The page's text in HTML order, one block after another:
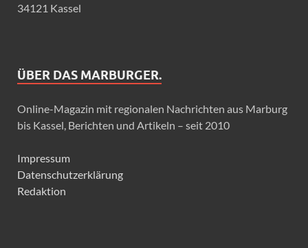
34121 Kassel
ÜBER DAS MARBURGER.
Online-Magazin mit regionalen Nachrichten aus Marburg
bis Kassel, Berichten und Artikeln – seit 2010
Impressum
Datenschutzerklärung
Redaktion